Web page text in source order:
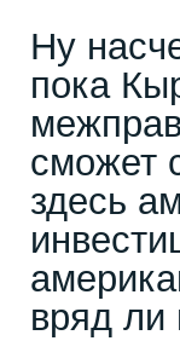
Ну
пока
сможет
здесь
вряд ли